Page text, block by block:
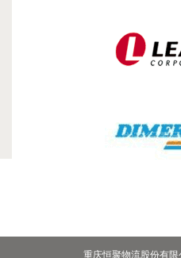
重庆恒聚物流股份有